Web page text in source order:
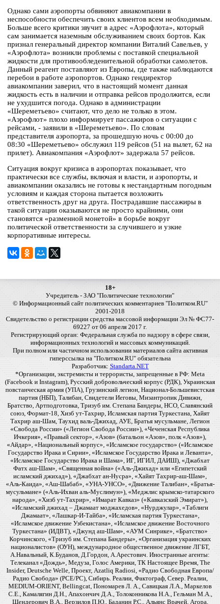
Однако сами аэропорты обвиняют авиакомпании в
неспособности обеспечить своих клиентов всем необходимым.
Больше всего критики звучит в адрес «Аэрофлота», который
сам занимается наземным обслуживанием своих бортов. Как
признал генеральный директор компании Виталий Савельев, у
«Аэрофлота» возникли проблемы с поставкой специальной
жидкости для противообледенительной обработки самолетов.
Данный реагент поставляют из Европы, где также наблюдаются
перебои в работе аэропортов. Однако гендиректор
авиакомпании заверил, что в настоящий момент данная
жидкость есть в наличии и отправка рейсов продолжится, если
не ухудшится погода. Однако в администрации
«Шереметьево» считают, что дело не только в этом.
«Аэрофлот» плохо информирует пассажиров о ситуации с
рейсами, - заявили в «Шереметьево». По словам
представителя аэропорта, за прошедшую ночь с 00:00 до
08:30 «Шереметьево» обслужил 119 рейсов (51 на вылет, 62 на
прилет). Авиакомпания «Аэрофлот» задержала 57 рейсов.
Ситуация вокруг кризиса в аэропортах показывает, что
практически все службы, включая и власти, и аэропорты, и
авиакомпании оказались не готовы к нестандартным погодным
условиям и каждая сторона пытается возложить
ответственность друг на друга. Пострадавшие пассажиры в
такой ситуации оказываются не просто крайними, они
становятся «разменной монетой» в борьбе вокруг
политической ответственности за случившего и узкие
корпоративные интересы.
18+
Учредитель - ЗАО "Политические технологии"
© Информационный сайт политических комментариев "Политком.RU"
2001-2018
Свидетельство о регистрации средства массовой информации Эл № ФС77-
69227 от 06 апреля 2017 г.
Регистрирующий орган: Федеральная служба по надзору в сфере связи,
информационных технологий и массовых коммуникаций.
При полном или частичном использовании материалов сайта активная
гиперссылка на "Политком.RU" обязательна
Разработчик: Standarta.NET
*Организации, экстремисты и террористы, запрещенные в РФ: Meta
(Facebook и Instagram), Русский добровольческий корпус (РДК), Украинская
повстанческая армия (УПА), Грузинский легион, Национал-Большевистская
партия (НБП), Талибан, Свидетели Иеговы, Мизантропик Дивижн,
Братство, Артподготовка, Тризуб им. Степана Бандеры, НСО, Славянский
союз, Формат-18, Хизб ут-Тахрир, Исламская партия Туркестана, Хайят
Тахрир аш-Шам, Таухид валь-Джихад, АУЕ, Братья мусульмане, Легион
«Свобода России» («Легион Свобода России»), «Чеченская Республика
Ичкерия», «Правый сектор», «Азов» (батальон «Азов», полк «Азов»),
«Айдар», «Национальный корпус», «Исламское государство» («Исламское
Государство Ирака и Сирии», «Исламское Государство Ирака и Леванта»,
«Исламское Государство Ирака и Шама», ИГ, ИГИЛ, ДАИШ), «Джабхат
Фатх аш-Шам», «Священная война» («Аль-Джихад» или «Египетский
исламский джихад»), «Джабхат ан-Нусра», «Хайят Тахрир-аш-Шам»,
«Аль-Каида», «Аш-Шабаб», «УНА-УНСО», «Движение Талибан», «Братья-
мусульмане» («Аль-Ихван аль-Муслимун»), «Меджлис крымско-татарского
народа», «Хизб ут-Тахрир», «Имарат Кавказ» («Кавказский Эмират»),
«Исламский джихад – Джамаат моджахедов», «Нурджулар», «Таблиги
Джамаат», «Лашкар-И-Тайба», «Исламская партия Туркестана»,
«Исламское движение Узбекистана», «Исламское движение Восточного
Туркестана» (ИДВТ), «Джунд аш-Шам», «АУМ Синрике», «Братство»
Корчинского, «Тризуб им. Степана Бандеры», «Организация украинских
националистов» (ОУН), международное общественное движение ЛГБТ,
А.Навальный, К.Буданов, Д.Гордон, А.Арестович. Иностранные агенты:
Телеканал «Дождь», Медуза, Голос Америки, ТК Настоящее Время, The
Insider, Deutsche Welle, Проект, Azatliq Radiosi, «Радио Свободная Европа/
Радио Свобода» (PCE/PC), Сибирь. Реалии, Фактограф, Север. Реалии,
MEDIUM-ORIENT, Bellingcat, Пономарев Л. А., Савицкая Л.А., Маркелов
С.Е., Камалягин Д.Н., Апахончич Д.А., Толоконникова Н.А., Гельман М.А.,
Шендерович В.А., Верзилов П.Ю., Баданин Р.С., Альянс Врачей, Агора,